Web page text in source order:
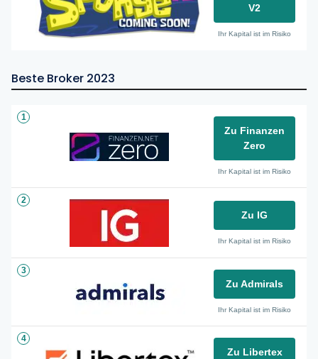
V2
Ihr Kapital ist im Risiko
Beste Broker 2023
1
Zu Finanzen
Zero
Ihr Kapital ist im Risiko
2
Zu IG
Ihr Kapital ist im Risiko
3
Zu Admirals
Ihr Kapital ist im Risiko
4
Zu Libertex